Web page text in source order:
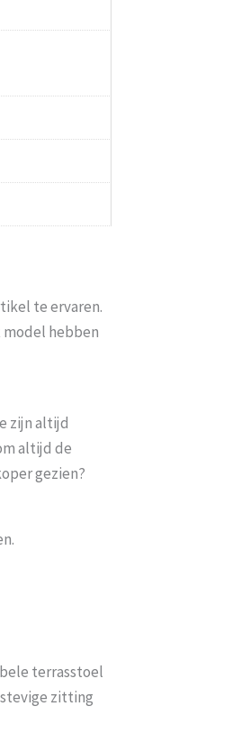
te ervaren.
model hebben
zijn altijd
altijd de
gezien?
terrasstoel
zitting